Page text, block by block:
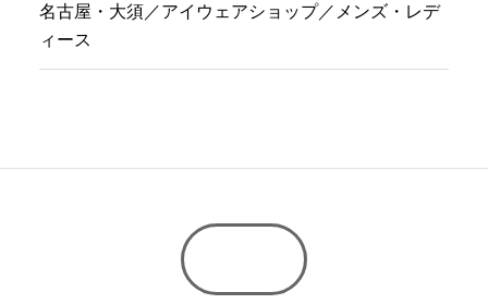
名古屋・大須／アイウェアショップ／メンズ・レデ
ィース